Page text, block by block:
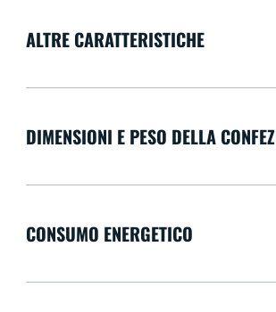
ALTRE CARATTERISTICHE
DIMENSIONI E PESO DELLA
CONSUMO ENERGETICO